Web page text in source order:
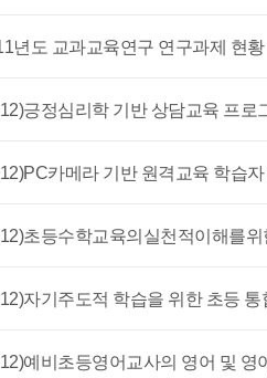
년도 교과교육연구 연구과제 현황
긍정심리학 기반 상담교육 프
카메라 기반 원격교육 학습
초등수학교육의실천적이해를
자기주도적 학습을 위한 초등
예비초등영어교사의 영어 및